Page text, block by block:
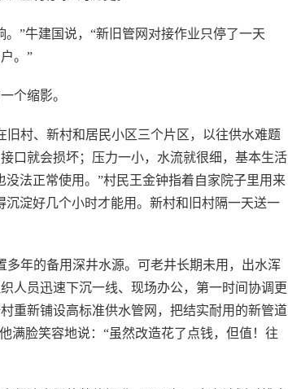
”牛建国说，“新旧管网对接作业只停了一天
。”
个缩影。
村、新村和居民小区三个片区，以往供水难题
口就会损坏；压力一小，水流就很细，基本生活
法正常使用。”村民王金钟指着自家院子里用来
淀好几个小时才能用。新村和旧村隔一天送一
年的备用深井水源。可老井长期未用，出水浑
人员迅速下沉一线、现场办公，第一时间协调更
重新铺设高标准供水管网，把结实耐用的新管道
满脸笑容地说：“虽然改造花了点钱，但值！往